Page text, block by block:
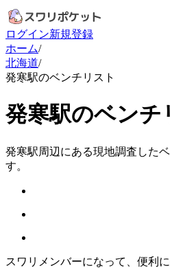
ログイン新規登録
ホーム/
北海道/
発寒駅のベンチリスト
発寒駅のベンチ
発寒駅周辺にある現地調査した
す。
スワリメンバーになって、便利